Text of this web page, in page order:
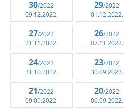
30/2022
09.12.2022.
29/2022
01.12.2022.
27/2022
21.11.2022.
26/2022
07.11.2022.
24/2022
31.10.2022.
23/2022
30.09.2022.
21/2022
09.09.2022.
20/2022
06.09.2022.